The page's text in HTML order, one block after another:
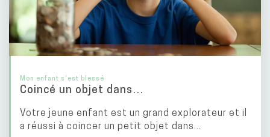
Mon enfant s'est blessé
Coincé un objet dans…
Votre jeune enfant est un grand explorateur et il
a réussi à coincer un petit objet dans...